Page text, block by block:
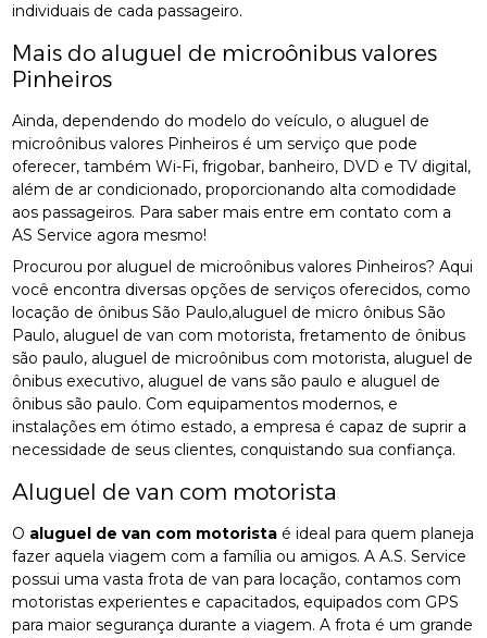
individuais de cada passageiro.
Mais do aluguel de microônibus valores
Pinheiros
Ainda, dependendo do modelo do veículo, o aluguel de
microônibus valores Pinheiros é um serviço que pode
oferecer, também Wi-Fi, frigobar, banheiro, DVD e TV digital,
além de ar condicionado, proporcionando alta comodidade
aos passageiros. Para saber mais entre em contato com a
AS Service agora mesmo!
Procurou por aluguel de microônibus valores Pinheiros? Aqui
você encontra diversas opções de serviços oferecidos, como
locação de ônibus São Paulo,aluguel de micro ônibus São
Paulo, aluguel de van com motorista, fretamento de ônibus
são paulo, aluguel de microônibus com motorista, aluguel de
ônibus executivo, aluguel de vans são paulo e aluguel de
ônibus são paulo. Com equipamentos modernos, e
instalações em ótimo estado, a empresa é capaz de suprir a
necessidade de seus clientes, conquistando sua confiança.
Aluguel de van com motorista
O aluguel de van com motorista é ideal para quem planeja
fazer aquela viagem com a família ou amigos. A A.S. Service
possui uma vasta frota de van para locação, contamos com
motoristas experientes e capacitados, equipados com GPS
para maior segurança durante a viagem. A frota é um grande